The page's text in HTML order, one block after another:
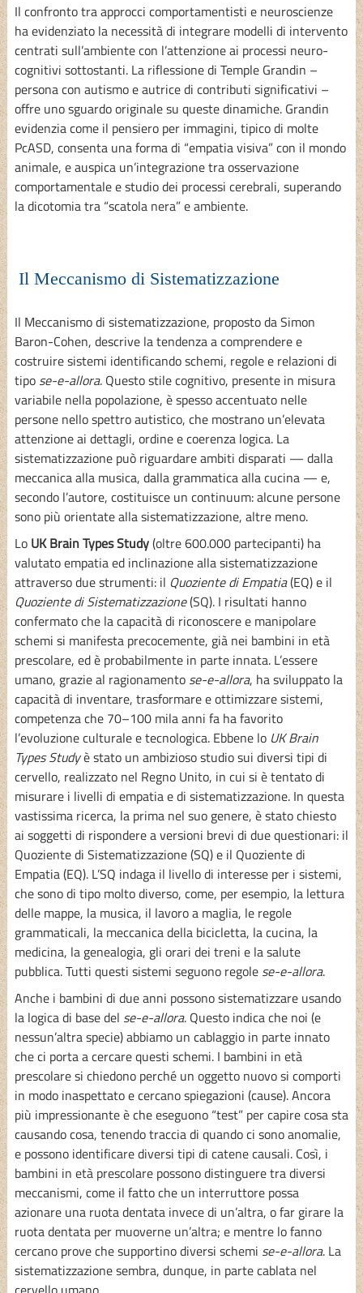
Il confronto tra approcci comportamentisti e neuroscienze
ha evidenziato la necessità di integrare modelli di intervento
centrati sull’ambiente con l’attenzione ai processi neuro-
cognitivi sottostanti. La riflessione di Temple Grandin –
persona con autismo e autrice di contributi significativi –
offre uno sguardo originale su queste dinamiche. Grandin
evidenzia come il pensiero per immagini, tipico di molte
PcASD, consenta una forma di “empatia visiva” con il mondo
animale, e auspica un’integrazione tra osservazione
comportamentale e studio dei processi cerebrali, superando
la dicotomia tra “scatola nera” e ambiente.
Il Meccanismo di Sistematizzazione
Il Meccanismo di sistematizzazione, proposto da Simon
Baron-Cohen, descrive la tendenza a comprendere e
costruire sistemi identificando schemi, regole e relazioni di
tipo se-e-allora. Questo stile cognitivo, presente in misura
variabile nella popolazione, è spesso accentuato nelle
persone nello spettro autistico, che mostrano un’elevata
attenzione ai dettagli, ordine e coerenza logica. La
sistematizzazione può riguardare ambiti disparati — dalla
meccanica alla musica, dalla grammatica alla cucina — e,
secondo l’autore, costituisce un continuum: alcune persone
sono più orientate alla sistematizzazione, altre meno.
Lo UK Brain Types Study(oltre 600.000 partecipanti) ha
valutato empatia ed inclinazione alla sistematizzazione
attraverso due strumenti: il Quoziente di Empatia(EQ) e il
Quoziente di Sistematizzazione(SQ). I risultati hanno
confermato che la capacità di riconoscere e manipolare
schemi si manifesta precocemente, già nei bambini in età
prescolare, ed è probabilmente in parte innata. L’essere
umano, grazie al ragionamento se-e-allora, ha sviluppato la
capacità di inventare, trasformare e ottimizzare sistemi,
competenza che 70–100 mila anni fa ha favorito
l’evoluzione culturale e tecnologica. Ebbene lo UK Brain
Types Studyè stato un ambizioso studio sui diversi tipi di
cervello, realizzato nel Regno Unito, in cui si è tentato di
misurare i livelli di empatia e di sistematizzazione. In questa
vastissima ricerca, la prima nel suo genere, è stato chiesto
ai soggetti di rispondere a versioni brevi di due questionari: il
Quoziente di Sistematizzazione (SQ) e il Quoziente di
Empatia (EQ). L’SQ indaga il livello di interesse per i sistemi,
che sono di tipo molto diverso, come, per esempio, la lettura
delle mappe, la musica, il lavoro a maglia, le regole
grammaticali, la meccanica della bicicletta, la cucina, la
medicina, la genealogia, gli orari dei treni e la salute
pubblica. Tutti questi sistemi seguono regole se-e-allora.
Anche i bambini di due anni possono sistematizzare usando
la logica di base del se-e-allora. Questo indica che noi (e
nessun’altra specie) abbiamo un cablaggio in parte innato
che ci porta a cercare questi schemi. I bambini in età
prescolare si chiedono perché un oggetto nuovo si comporti
in modo inaspettato e cercano spiegazioni (cause). Ancora
più impressionante è che eseguono “test” per capire cosa sta
causando cosa, tenendo traccia di quando ci sono anomalie,
e possono identificare diversi tipi di catene causali. Così, i
bambini in età prescolare possono distinguere tra diversi
meccanismi, come il fatto che un interruttore possa
azionare una ruota dentata invece di un’altra, o far girare la
ruota dentata per muoverne un’altra; e mentre lo fanno
cercano prove che supportino diversi schemi se-e-allora. La
sistematizzazione sembra, dunque, in parte cablata nel